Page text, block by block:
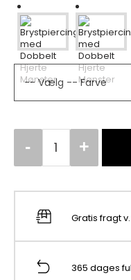
Gratis fragt
365 dages